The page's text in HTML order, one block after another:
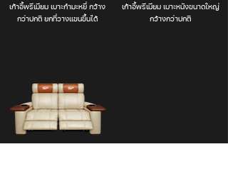
เก้าอี้พรีเมียม เบาะกำมะหยี่ กว้าง
กว่าปกติ ยกที่วางแขนขึ้นได้
เก้าอี้พรีเมียม เบาะหนังขนาดใหญ่
กว้างกว่าปกติ